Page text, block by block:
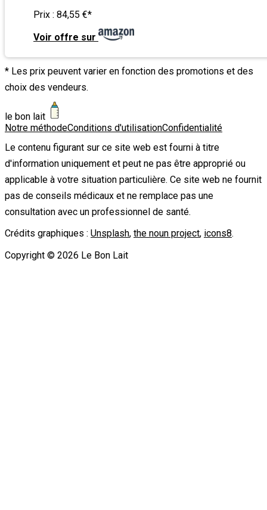
Prix : 84,55 €*
Voir offre sur
* Les prix peuvent varier en fonction des promotions et des
choix des vendeurs.
le bon lait
Notre méthodeConditions d'utilisationConfidentialité
Le contenu figurant sur ce site web est fourni à titre
d'information uniquement et peut ne pas être approprié ou
applicable à votre situation particulière. Ce site web ne fournit
pas de conseils médicaux et ne remplace pas une
consultation avec un professionnel de santé.
Crédits graphiques : Unsplash, the noun project, icons8.
Copyright © 2026 Le Bon Lait